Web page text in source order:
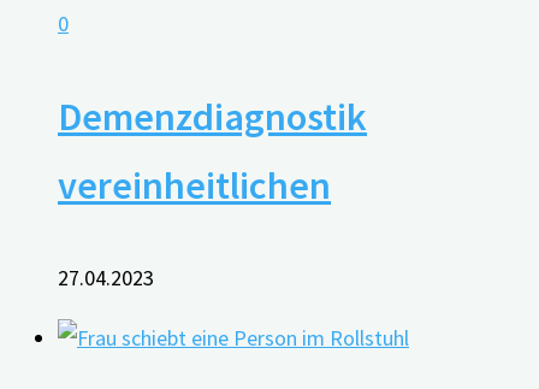
0
Demenzdiagnostik
vereinheitlichen
27.04.2023